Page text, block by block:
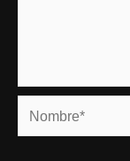
Nombre*